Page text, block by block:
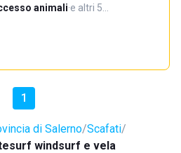
animali·e altri 5…
1
di Salerno Scafati
windsurf e vela